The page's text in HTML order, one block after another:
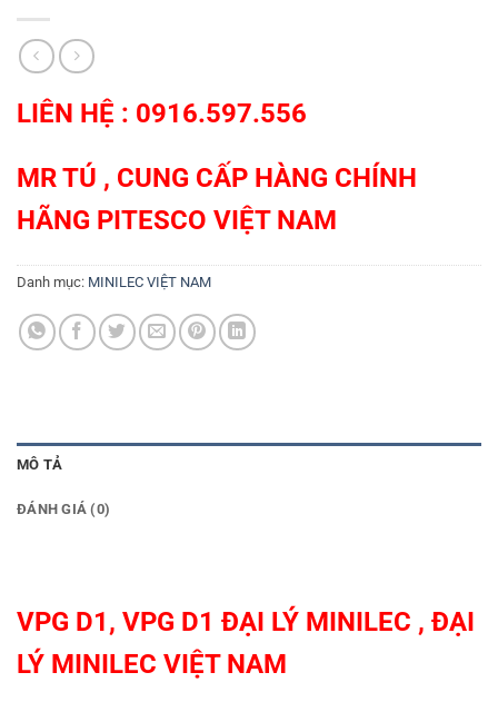
LIÊN HỆ : 0916.597.556
MR TÚ , CUNG CẤP HÀNG CHÍNH
HÃNG PITESCO VIỆT NAM
Danh mục: MINILEC VIỆT NAM
MÔ TẢ
ĐÁNH GIÁ (0)
VPG D1, VPG D1 ĐẠI LÝ MINILEC , ĐẠI
LÝ MINILEC VIỆT NAM